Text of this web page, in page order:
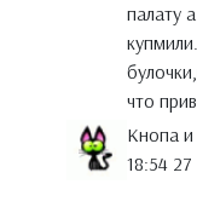
палату
что
Кнопа
18:54